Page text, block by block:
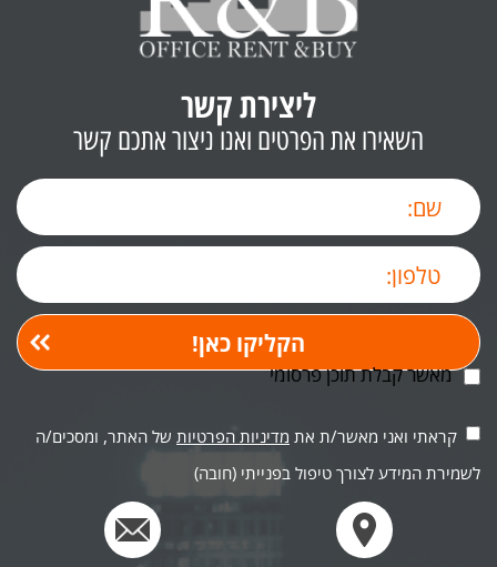
ליצירת קשר
השאירו את הפרטים ואנו ניצור אתכם קשר
מאשר קבלת תוכן פרסומי
קראתי ואני מאשר/ת את מדיניות הפרטיות של האתר, ומסכים/ה
לשמירת המידע לצורך טיפול בפנייתי (חובה)